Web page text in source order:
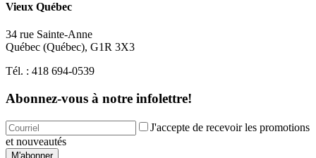
Vieux Québec
34 rue Sainte-Anne
Québec (Québec), G1R 3X3
Tél. : 418 694-0539
Abonnez-vous à notre infolettre!
J'accepte de recevoir les promotions
et nouveautés
M'abonner